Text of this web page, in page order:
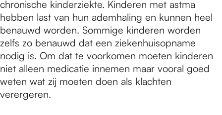
e
chronische kinderziekte. Kinderen met astma
hebben last van hun ademhaling en kunnen heel
benauwd worden. Sommige kinderen worden
zelfs zo benauwd dat een ziekenhuisopname
nodig is. Om dat te voorkomen moeten kinderen
niet alleen medicatie innemen maar vooral goed
weten wat zij moeten doen als klachten
verergeren.